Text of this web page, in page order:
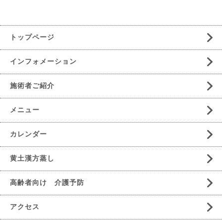
トップページ
インフォメーション
施術者ご紹介
メニュー
カレンダー
黄土漢方蒸し
高齢者向け 介護予防
アクセス